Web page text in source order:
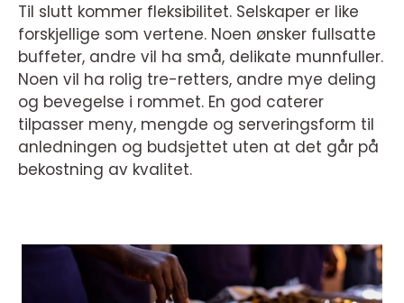
Til slutt kommer fleksibilitet. Selskaper er like
forskjellige som vertene. Noen ønsker fullsatte
buffeter, andre vil ha små, delikate munnfuller.
Noen vil ha rolig tre-retters, andre mye deling
og bevegelse i rommet. En god caterer
tilpasser meny, mengde og serveringsform til
anledningen og budsjettet uten at det går på
bekostning av kvalitet.